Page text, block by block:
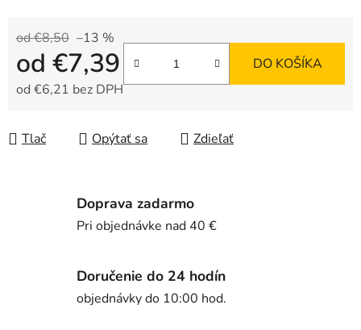
od €8,50 –13 %
od €7,39
od €6,21 bez DPH
DO KOŠÍKA
Tlač Opýtať sa Zdieľať
Doprava zadarmo
Pri objednávke nad 40 €
Doručenie do 24 hodín
objednávky do 10:00 hod.